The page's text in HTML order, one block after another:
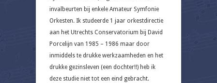
invalbeurten bij enkele Amateur Symfonie
Orkesten. Ik studeerde 1 jaar orkestdirectie
aan het Utrechts Conservatorium bij David
Porcelijn van 1985 – 1986 maar door
inmiddels te drukke werkzaamheden en het
drukke gezinsleven (een dochter!!) heb ik
deze studie niet tot een eind gebracht.